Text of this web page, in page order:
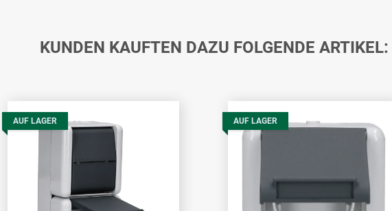
KUNDEN KAUFTEN DAZU FOLGENDE ARTIKEL:
AUF LAGER AUF LAGER